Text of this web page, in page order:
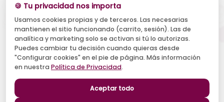
Acepto recibir novedades y ofertas, y el tratamiento de mi
email según la Política de Privacidad . Puedo darme de baja
cuando quiera.
Suscribirse
🍪 Tu privacidad nos importa
Usamos cookies propias y de terceros. Las necesarias
mantienen el sitio funcionando (carrito, sesión). Las de
analítica y marketing solo se activan si tú lo autorizas.
Puedes cambiar tu decisión cuando quieras desde
"Configurar cookies" en el pie de página. Más información
en nuestra Política de Privacidad.
Aceptar todo